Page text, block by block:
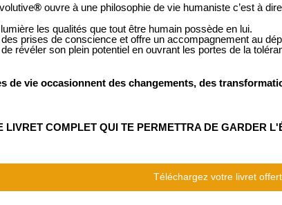
® ouvre à une philosophie de vie humaniste c’est à
les qualités que tout être humain possède en lui.
prises de conscience et offre un accompagnement au
révéler son plein potentiel en ouvrant les portes de la
de vie occasionnent des changements, des
LIVRET COMPLET QUI TE PERMETTRA DE GARDER
Téléchargez votre livret